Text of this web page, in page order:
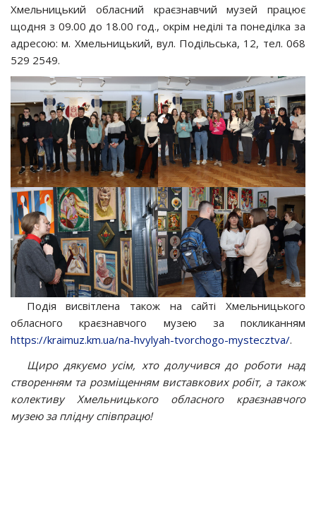
Хмельницький обласний краєзнавчий музей працює
щодня з 09.00 до 18.00 год., окрім неділі та понеділка за
адресою: м. Хмельницький, вул. Подільська, 12, тел. 068
529 2549.
Подія висвітлена також на сайті Хмельницького
обласного краєзнавчого музею за покликанням
https://kraimuz.km.ua/na-hvylyah-tvorchogo-mystecztva/.
Щиро дякуємо усім, хто долучився до роботи над
створенням та розміщенням виставкових робіт, а також
колективу Хмельницького обласного краєзнавчого
музею за плідну співпрацю!